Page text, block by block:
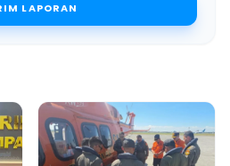
LAPORAN